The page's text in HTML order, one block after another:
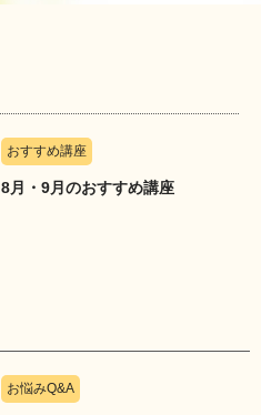
おすすめ講座
8月・9月のおすすめ講座
お悩みQ&A